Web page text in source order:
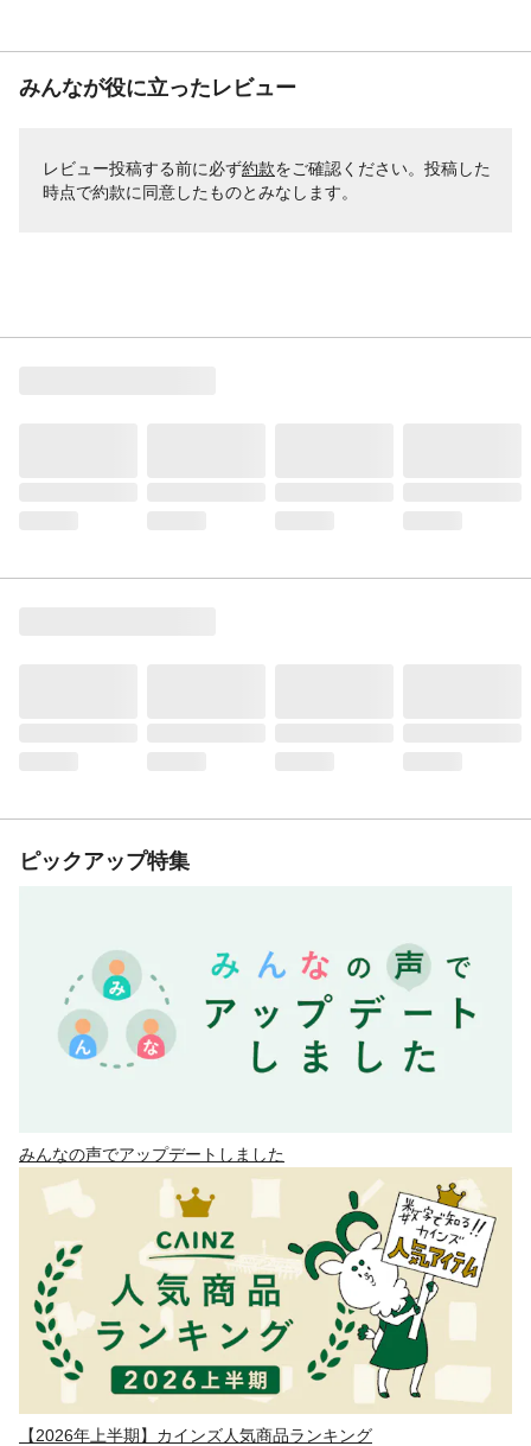
みんなが役に立ったレビュー
レビュー投稿する前に必ず約款をご確認ください。投稿した
時点で約款に同意したものとみなします。
ピックアップ特集
みんなの声でアップデートしました
【2026年上半期】カインズ人気商品ランキング